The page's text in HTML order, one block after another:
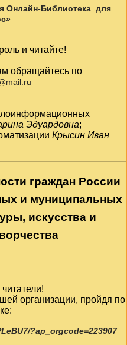
Онлайн-Библиотека для
и читайте!
обращайтесь по
Эдуардовна;
Крысин Иван
граждан России
и муниципальных
искусства и
организации, пройдя по
?ap_orgcode=223907